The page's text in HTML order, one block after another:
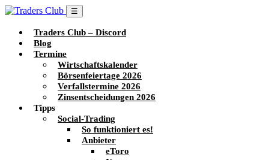
☰
Traders Club – Discord
Blog
Termine
Wirtschaftskalender
Börsenfeiertage 2026
Verfallstermine 2026
Zinsentscheidungen 2026
Tipps
Social-Trading
So funktioniert es!
Anbieter
eToro